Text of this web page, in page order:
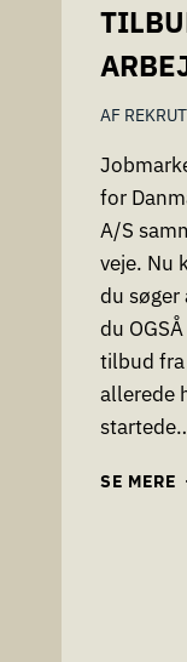
AF
for
A/S
veje. Nu
du søger
du
tilbud fra
allerede
SE MERE